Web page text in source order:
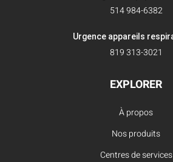
514 984-6382
Urgence appareils
819 313-3021
EXPLORER
À propos
Nos produits
Centres de services